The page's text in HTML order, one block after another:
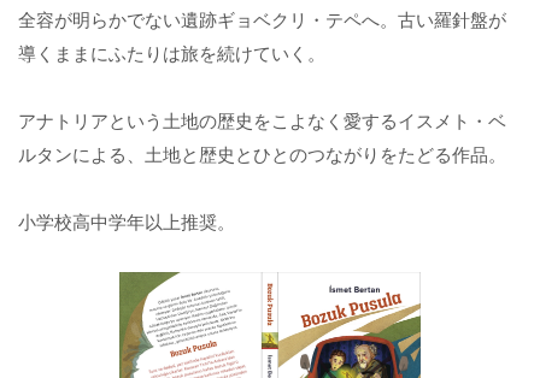
全容が明らかでない遺跡ギョベクリ・テペへ。古い羅針盤が
導くままにふたりは旅を続けていく。
アナトリアという土地の歴史をこよなく愛するイスメト・ベ
ルタンによる、土地と歴史とひとのつながりをたどる作品。
小学校高中学年以上推奨。